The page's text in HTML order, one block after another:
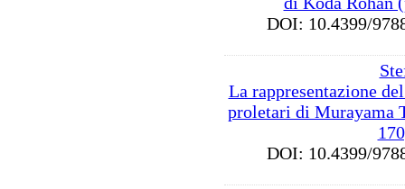
DOI: 10.4399/
La rappresentazione
proletari di Murayama
DOI: 10.4399/